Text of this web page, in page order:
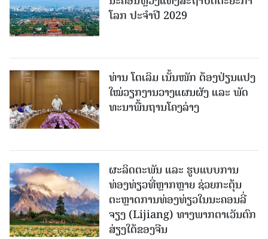
ໂລກ ປະຈຳປີ 2029
ທ່ານ ໂຕ​ເລິມ ເນັ້ນໜັກ ຕ້ອງ​ປ່ຽນ​ແປງ​
ໃໝ່​ວຽກ​ງານ​ວາງ​ແຜນ​ຜັງ ແລະ ​ພັດ​
ທະ​ນາ​ພື້ນ​ຖານ​ໂຄງ​ລ່າງ
ຜະລິດຕະພັນ ແລະ ຮູບແບບການ
ທ່ອງທ່ຽວທີ່ຫຼາກຫຼາຍ ຊ່ວຍກະຕຸ້ນ
ຕະຫຼາດການທ່ອງທ່ຽວໃນນະຄອນລີ່
ຈຽງ (Lijiang) ທາງພາກຕາເວັນຕົກ
ສ່ຽງໃຕ້ຂອງຈີນ